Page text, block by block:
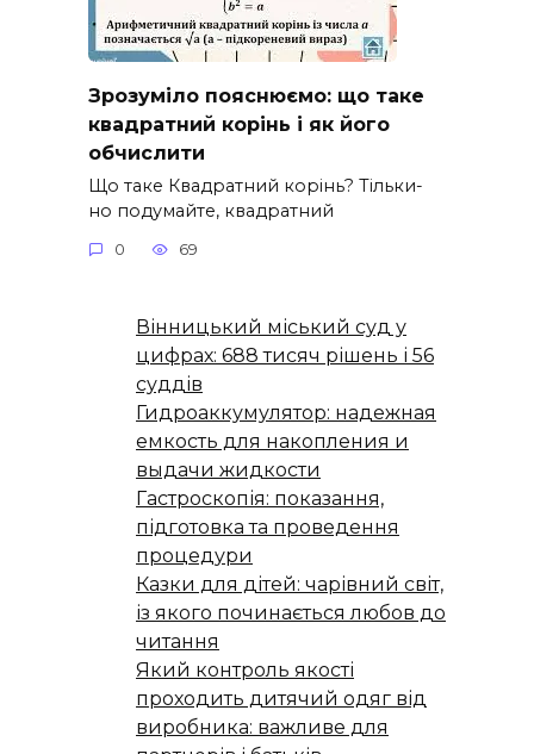
Зрозуміло пояснюємо: що таке
квадратний корінь і як його
обчислити
Що таке Квадратний корінь? Тільки-
но подумайте, квадратний
0 69
Вінницький міський суд у
цифрах: 688 тисяч рішень і 56
суддів
Гидроаккумулятор: надежная
емкость для накопления и
выдачи жидкости
Гастроскопія: показання,
підготовка та проведення
процедури
Казки для дітей: чарівний світ,
із якого починається любов до
читання
Який контроль якості
проходить дитячий одяг від
виробника: важливе для